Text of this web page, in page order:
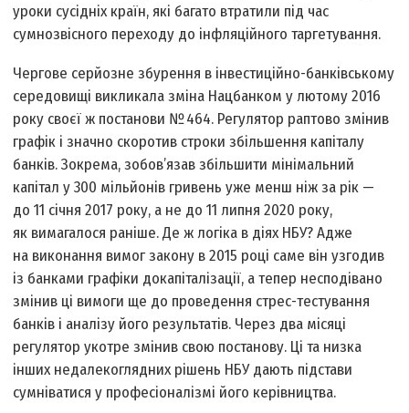
уроки сусідніх країн, які багато втратили під час
сумнозвісного переходу до інфляційного таргетування.
Чергове серйозне збурення в інвестиційно-банківському
сере­довищі викликала зміна Нацбанком у лютому 2016
року своєї ж постанови № 464. Регулятор раптово змінив
графік і значно скоротив строки збільшення капіталу
банків. Зокрема, зобов’язав збільшити мінімальний
капітал у 300 мільйонів гривень уже менш ніж за рік —
до 11 січня 2017 року, а не до 11 липня 2020 року,
як вимагалося раніше. Де ж логіка в діях НБУ? Адже
на виконання вимог закону в 2015 році саме він узгодив
із банками графіки докапіталізації, а тепер несподівано
змінив ці вимоги ще до проведення стрес-тестування
банків і аналізу його результатів. Через два місяці
регулятор укотре змінив свою постанову. Ці та низка
інших недалекоглядних рішень НБУ дають підстави
сумніватися у професіоналізмі його керівництва.